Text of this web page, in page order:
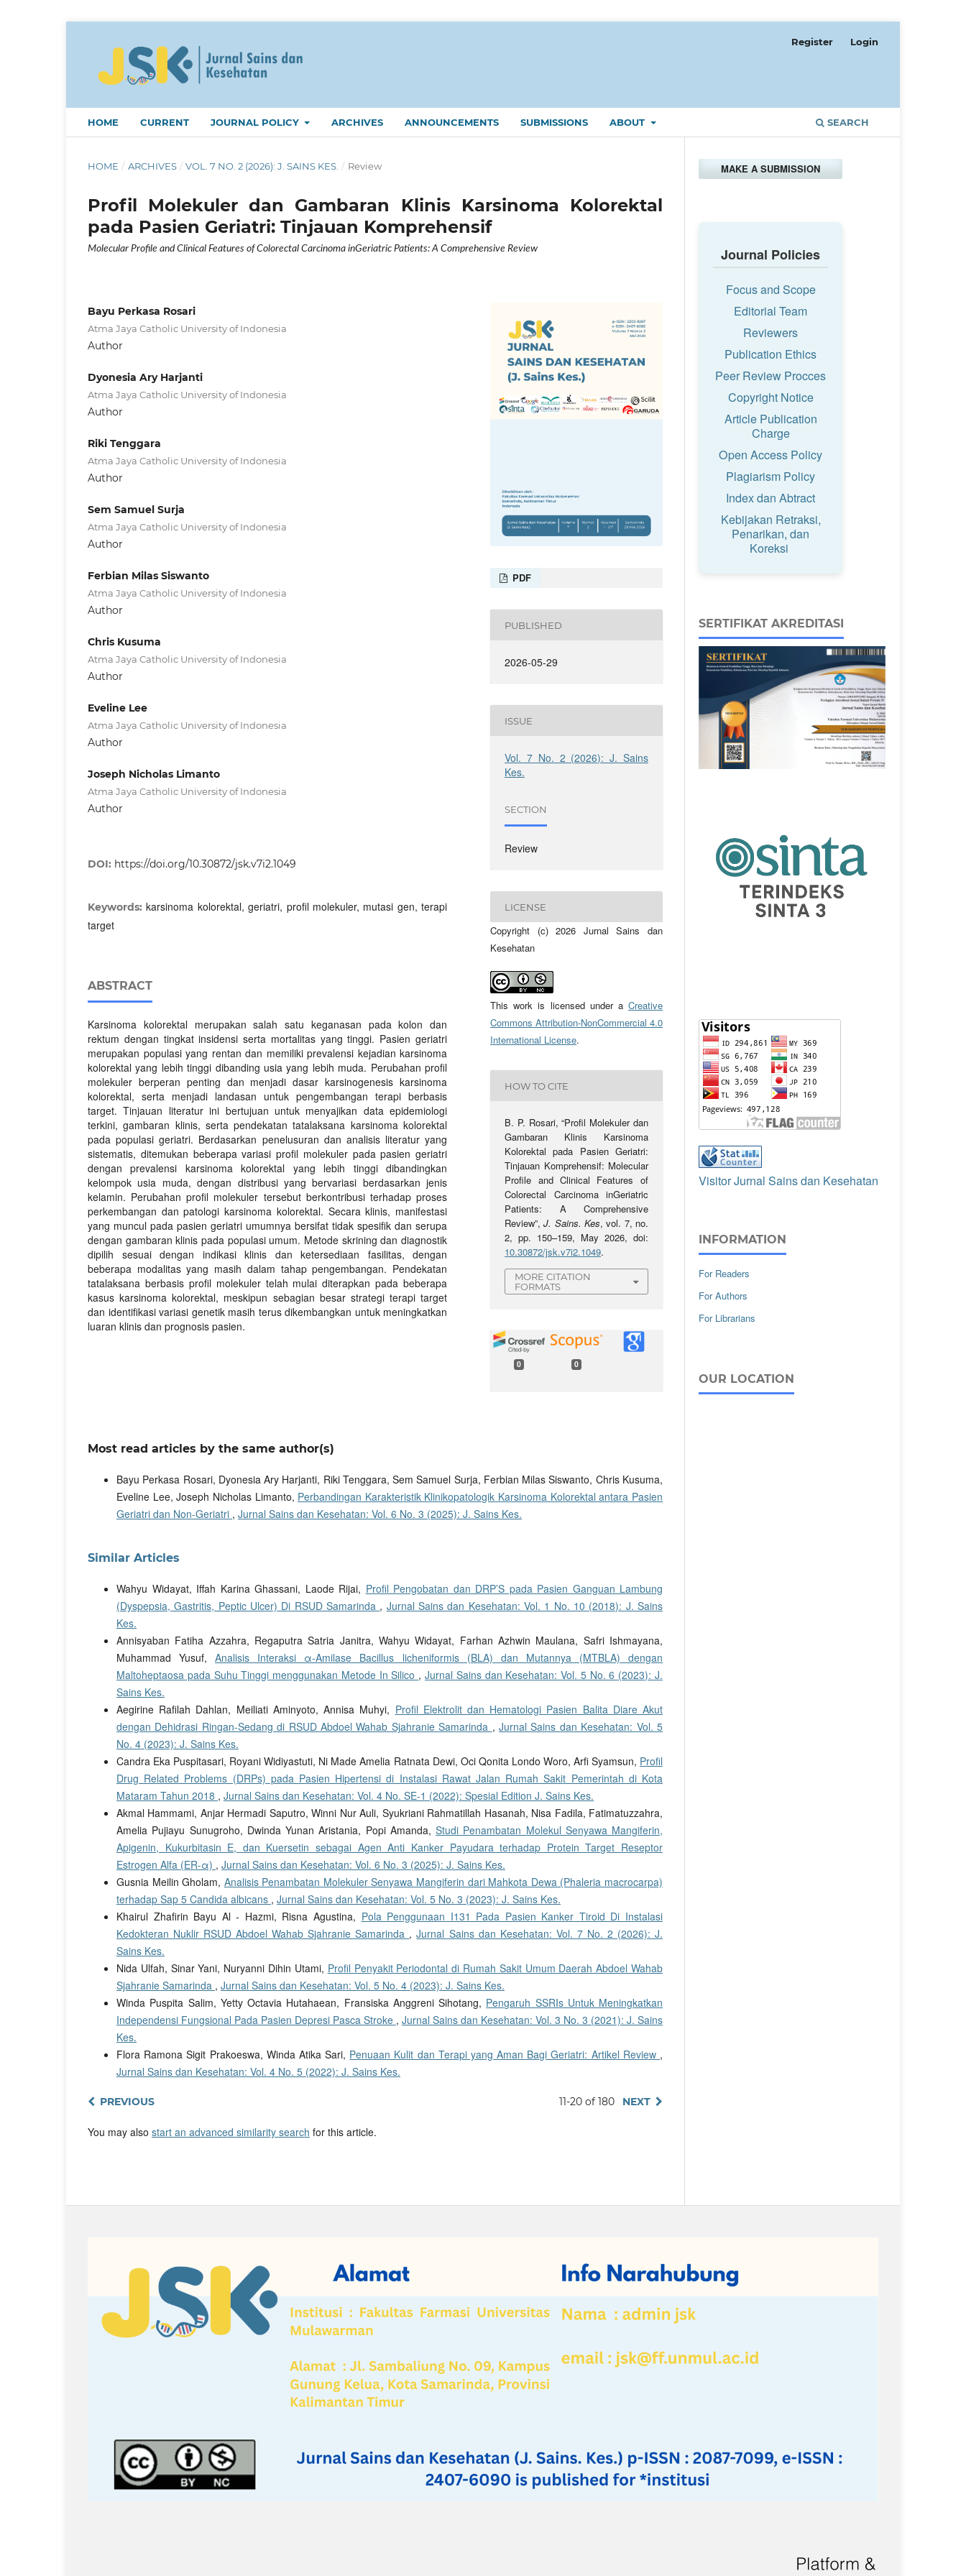
HOME CURRENT JOURNAL POLICY ARCHIVES ANNOUNCEMENTS SUBMISSIONS ABOUT SEARCH
Register Login
HOME / ARCHIVES / VOL. 7 NO. 2 (2026): J. SAINS KES. / Review
Profil Molekuler dan Gambaran Klinis Karsinoma Kolorektal
pada Pasien Geriatri: Tinjauan Komprehensif
Molecular Profile and Clinical Features of Colorectal Carcinoma inGeriatric Patients: A Comprehensive Review
Bayu Perkasa Rosari
Atma Jaya Catholic University of Indonesia
Author
Dyonesia Ary Harjanti
Atma Jaya Catholic University of Indonesia
Author
Riki Tenggara
Atma Jaya Catholic University of Indonesia
Author
Sem Samuel Surja
Atma Jaya Catholic University of Indonesia
Author
Ferbian Milas Siswanto
Atma Jaya Catholic University of Indonesia
Author
Chris Kusuma
Atma Jaya Catholic University of Indonesia
Author
Eveline Lee
Atma Jaya Catholic University of Indonesia
Author
Joseph Nicholas Limanto
Atma Jaya Catholic University of Indonesia
Author
DOI: https://doi.org/10.30872/jsk.v7i2.1049
Keywords:karsinoma kolorektal, geriatri, profil molekuler, mutasi gen, terapi
target
ABSTRACT
Karsinoma kolorektal merupakan salah satu keganasan pada kolon dan
rektum dengan tingkat insidensi serta mortalitas yang tinggi. Pasien geriatri
merupakan populasi yang rentan dan memiliki prevalensi kejadian karsinoma
kolorektal yang lebih tinggi dibanding usia yang lebih muda. Perubahan profil
molekuler berperan penting dan menjadi dasar karsinogenesis karsinoma
kolorektal, serta menjadi landasan untuk pengembangan terapi berbasis
target. Tinjauan literatur ini bertujuan untuk menyajikan data epidemiologi
terkini, gambaran klinis, serta pendekatan tatalaksana karsinoma kolorektal
pada populasi geriatri. Berdasarkan penelusuran dan analisis literatur yang
sistematis, ditemukan beberapa variasi profil molekuler pada pasien geriatri
dengan prevalensi karsinoma kolorektal yang lebih tinggi dibandingkan
kelompok usia muda, dengan distribusi yang bervariasi berdasarkan jenis
kelamin. Perubahan profil molekuler tersebut berkontribusi terhadap proses
perkembangan dan patologi karsinoma kolorektal. Secara klinis, manifestasi
yang muncul pada pasien geriatri umumnya bersifat tidak spesifik dan serupa
dengan gambaran klinis pada populasi umum. Metode skrining dan diagnostik
dipilih sesuai dengan indikasi klinis dan ketersediaan fasilitas, dengan
beberapa modalitas yang masih dalam tahap pengembangan. Pendekatan
tatalaksana berbasis profil molekuler telah mulai diterapkan pada beberapa
kasus karsinoma kolorektal, meskipun sebagian besar strategi terapi target
dan identifikasi variasi genetik masih terus dikembangkan untuk meningkatkan
luaran klinis dan prognosis pasien.
PDF
PUBLISHED
2026-05-29
ISSUE
Vol. 7 No. 2 (2026): J. Sains
Kes.
SECTION
Review
LICENSE
Copyright (c) 2026 Jurnal Sains dan
Kesehatan
This work is licensed under a Creative
Commons Attribution-NonCommercial 4.0
International License.
HOW TO CITE
B. P. Rosari, “Profil Molekuler dan
Gambaran Klinis Karsinoma
Kolorektal pada Pasien Geriatri:
Tinjauan Komprehensif: Molecular
Profile and Clinical Features of
Colorectal Carcinoma inGeriatric
Patients: A Comprehensive
Review”,J. Sains. Kes, vol. 7, no.
2, pp. 150–159, May 2026, doi:
10.30872/jsk.v7i2.1049.
MORE CITATION
FORMATS
0 0
Most read articles by the same author(s)
Bayu Perkasa Rosari, Dyonesia Ary Harjanti, Riki Tenggara, Sem Samuel Surja, Ferbian Milas Siswanto, Chris Kusuma,
Eveline Lee, Joseph Nicholas Limanto, Perbandingan Karakteristik Klinikopatologik Karsinoma Kolorektal antara Pasien
Geriatri dan Non-Geriatri , Jurnal Sains dan Kesehatan: Vol. 6 No. 3 (2025): J. Sains Kes.
Similar Articles
Wahyu Widayat, Iffah Karina Ghassani, Laode Rijai, Profil Pengobatan dan DRP’S pada Pasien Ganguan Lambung
(Dyspepsia, Gastritis, Peptic Ulcer) Di RSUD Samarinda , Jurnal Sains dan Kesehatan: Vol. 1 No. 10 (2018): J. Sains
Kes.
Annisyaban Fatiha Azzahra, Regaputra Satria Janitra, Wahyu Widayat, Farhan Azhwin Maulana, Safri Ishmayana,
Muhammad Yusuf,Analisis Interaksi α-Amilase Bacillus licheniformis (BLA) dan Mutannya (MTBLA) dengan
Maltoheptaosa pada Suhu Tinggi menggunakan Metode In Silico ,Jurnal Sains dan Kesehatan: Vol. 5 No. 6 (2023): J.
Sains Kes.
Aegirine Rafilah Dahlan, Meiliati Aminyoto, Annisa Muhyi, Profil Elektrolit dan Hematologi Pasien Balita Diare Akut
dengan Dehidrasi Ringan-Sedang di RSUD Abdoel Wahab Sjahranie Samarinda ,Jurnal Sains dan Kesehatan: Vol. 5
No. 4 (2023): J. Sains Kes.
Candra Eka Puspitasari, Royani Widiyastuti, Ni Made Amelia Ratnata Dewi, Oci Qonita Londo Woro, Arfi Syamsun, Profil
Drug Related Problems (DRPs) pada Pasien Hipertensi di Instalasi Rawat Jalan Rumah Sakit Pemerintah di Kota
Mataram Tahun 2018 , Jurnal Sains dan Kesehatan: Vol. 4 No. SE-1 (2022): Spesial Edition J. Sains Kes.
Akmal Hammami, Anjar Hermadi Saputro, Winni Nur Auli, Syukriani Rahmatillah Hasanah, Nisa Fadila, Fatimatuzzahra,
Amelia Pujiayu Sunugroho, Dwinda Yunan Aristania, Popi Amanda, Studi Penambatan Molekul Senyawa Mangiferin,
Apigenin, Kukurbitasin E, dan Kuersetin sebagai Agen Anti Kanker Payudara terhadap Protein Target Reseptor
Estrogen Alfa (ER-α) , Jurnal Sains dan Kesehatan: Vol. 6 No. 3 (2025): J. Sains Kes.
Gusnia Meilin Gholam, Analisis Penambatan Molekuler Senyawa Mangiferin dari Mahkota Dewa (Phaleria macrocarpa)
terhadap Sap 5 Candida albicans , Jurnal Sains dan Kesehatan: Vol. 5 No. 3 (2023): J. Sains Kes.
Khairul Zhafirin Bayu Al - Hazmi, Risna Agustina, Pola Penggunaan I131 Pada Pasien Kanker Tiroid Di Instalasi
Kedokteran Nuklir RSUD Abdoel Wahab Sjahranie Samarinda ,Jurnal Sains dan Kesehatan: Vol. 7 No. 2 (2026): J.
Sains Kes.
Nida Ulfah, Sinar Yani, Nuryanni Dihin Utami, Profil Penyakit Periodontal di Rumah Sakit Umum Daerah Abdoel Wahab
Sjahranie Samarinda , Jurnal Sains dan Kesehatan: Vol. 5 No. 4 (2023): J. Sains Kes.
Winda Puspita Salim, Yetty Octavia Hutahaean, Fransiska Anggreni Sihotang, Pengaruh SSRIs Untuk Meningkatkan
Independensi Fungsional Pada Pasien Depresi Pasca Stroke , Jurnal Sains dan Kesehatan: Vol. 3 No. 3 (2021): J. Sains
Kes.
Flora Ramona Sigit Prakoeswa, Winda Atika Sari, Penuaan Kulit dan Terapi yang Aman Bagi Geriatri: Artikel Review ,
Jurnal Sains dan Kesehatan: Vol. 4 No. 5 (2022): J. Sains Kes.
PREVIOUS 11-20 of 180 NEXT
You may also start an advanced similarity search for this article.
MAKE A SUBMISSION
Journal Policies
Focus and Scope
Editorial Team
Reviewers
Publication Ethics
Peer Review Procces
Copyright Notice
Article Publication
Charge
Open Access Policy
Plagiarism Policy
Index dan Abtract
Kebijakan Retraksi,
Penarikan, dan
Koreksi
SERTIFIKAT AKREDITASI
Visitor Jurnal Sains dan Kesehatan
INFORMATION
For Readers
For Authors
For Librarians
OUR LOCATION